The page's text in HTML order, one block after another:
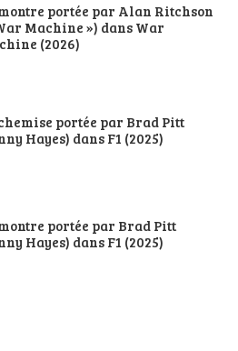
portée par Alan Ritchson
Machine ») dans War
(2026)
portée par Brad Pitt
Hayes) dans F1 (2025)
portée par Brad Pitt
Hayes) dans F1 (2025)